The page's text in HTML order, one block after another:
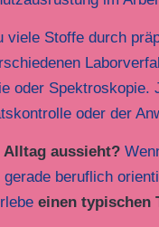
viele Stoffe durch
oder
oder der
Alltag aussieht?
beruflich
einen typischen